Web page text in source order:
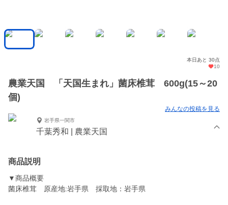
本日あと 30点
10
農業天国 「天国生まれ」菌床椎茸 600g(15～20
個)
みんなの投稿を見る
岩手県一関市
千葉秀和 | 農業天国
商品説明
▼商品概要
菌床椎茸 原産地:岩手県 採取地：岩手県